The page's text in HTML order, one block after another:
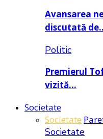
Avansarea
discutată
Politic
Premierul
vizită…
Societate
Societate
Societate